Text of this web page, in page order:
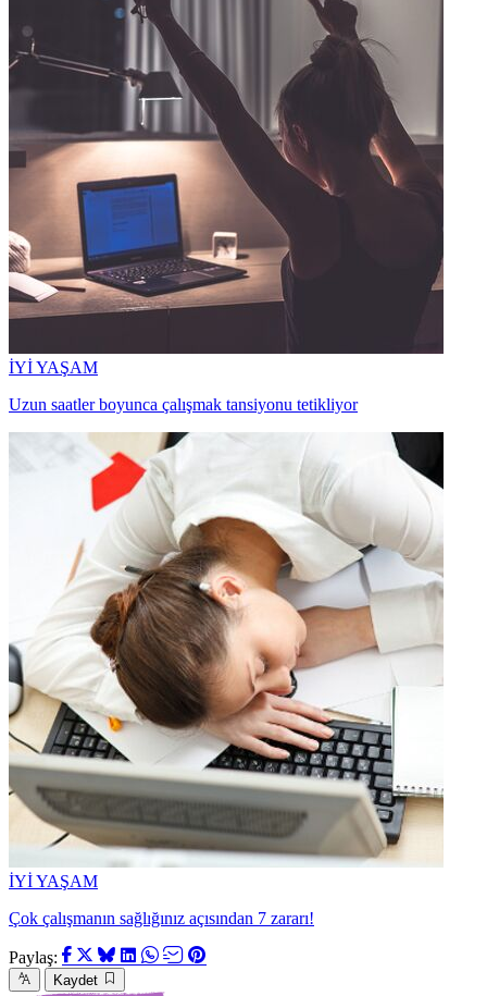
İYİ YAŞAM
Uzun saatler boyunca çalışmak tansiyonu tetikliyor
İYİ YAŞAM
Çok çalışmanın sağlığınız açısından 7 zararı!
Paylaş:
Kaydet